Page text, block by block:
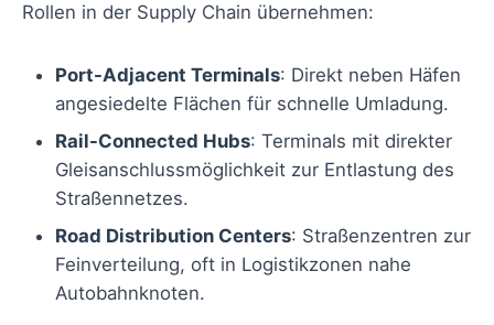
Rollen in der Supply Chain übernehmen:
Port-Adjacent Terminals: Direkt neben Häfen
angesiedelte Flächen für schnelle Umladung.
Rail-Connected Hubs: Terminals mit direkter
Gleisanschlussmöglichkeit zur Entlastung des
Straßennetzes.
Road Distribution Centers: Straßenzentren zur
Feinverteilung, oft in Logistikzonen nahe
Autobahnknoten.